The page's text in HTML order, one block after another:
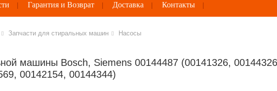
Гарантия и Возврат Доставка Контакты
Запчасти для стиральных машин Насосы
машины Bosch, Siemens 00144487 (00141326,
00142154, 00144344)